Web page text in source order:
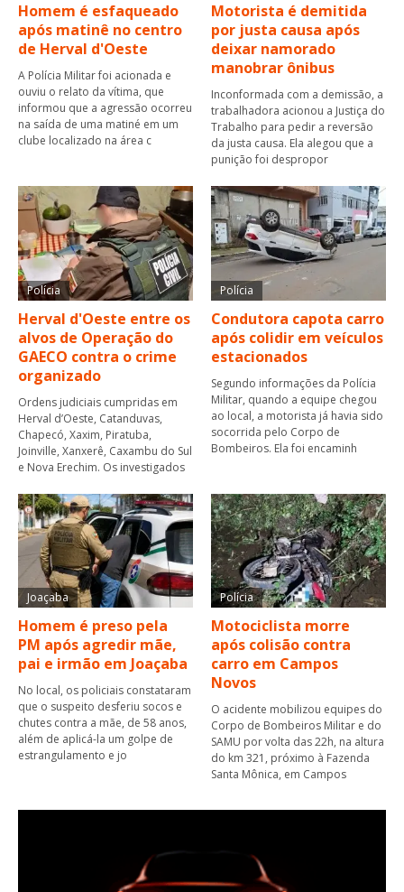
Homem é esfaqueado
após matinê no centro
de Herval d'Oeste
A Polícia Militar foi acionada e
ouviu o relato da vítima, que
informou que a agressão ocorreu
na saída de uma matiné em um
clube localizado na área c
Motorista é demitida
por justa causa após
deixar namorado
manobrar ônibus
Inconformada com a demissão, a
trabalhadora acionou a Justiça do
Trabalho para pedir a reversão
da justa causa. Ela alegou que a
punição foi despropor
Polícia
Herval d'Oeste entre os
alvos de Operação do
GAECO contra o crime
organizado
Ordens judiciais cumpridas em
Herval d’Oeste, Catanduvas,
Chapecó, Xaxim, Piratuba,
Joinville, Xanxerê, Caxambu do Sul
e Nova Erechim. Os investigados
Polícia
Condutora capota carro
após colidir em veículos
estacionados
Segundo informações da Polícia
Militar, quando a equipe chegou
ao local, a motorista já havia sido
socorrida pelo Corpo de
Bombeiros. Ela foi encaminh
Joaçaba
Homem é preso pela
PM após agredir mãe,
pai e irmão em Joaçaba
No local, os policiais constataram
que o suspeito desferiu socos e
chutes contra a mãe, de 58 anos,
além de aplicá-la um golpe de
estrangulamento e jo
Polícia
Motociclista morre
após colisão contra
carro em Campos
Novos
O acidente mobilizou equipes do
Corpo de Bombeiros Militar e do
SAMU por volta das 22h, na altura
do km 321, próximo à Fazenda
Santa Mônica, em Campos